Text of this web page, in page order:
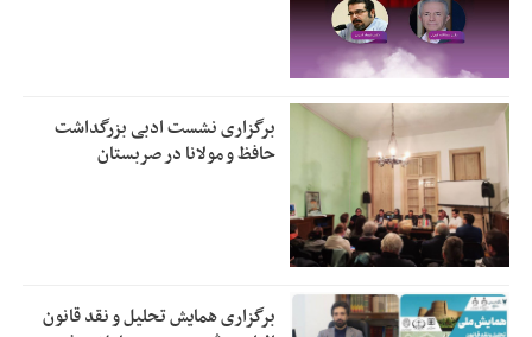
برگزاری نشست ادبی بزرگداشت
حافظ و مولانا در صربستان
برگزاری همایش تحلیل و نقد قانون